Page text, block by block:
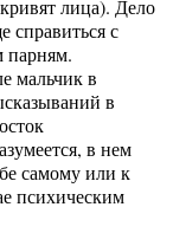
лица). Дело
справиться с
парням.
мальчик в
в
в нем
самому или к
психическим